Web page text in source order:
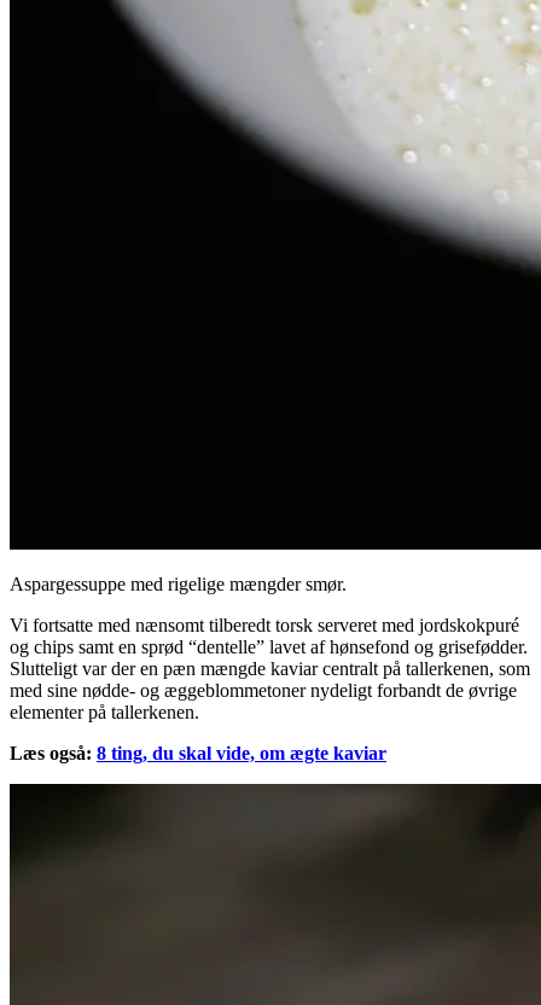
Aspargessuppe med rigelige mængder smør.
Vi fortsatte med nænsomt tilberedt torsk serveret med jordskokpuré
og chips samt en sprød “dentelle” lavet af hønsefond og grisefødder.
Slutteligt var der en pæn mængde kaviar centralt på tallerkenen, som
med sine nødde- og æggeblommetoner nydeligt forbandt de øvrige
elementer på tallerkenen.
Læs også: 8 ting, du skal vide, om ægte kaviar